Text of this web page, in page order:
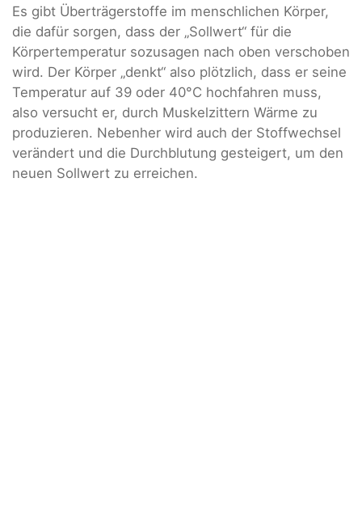
Es gibt Überträgerstoffe im menschlichen Körper,
die dafür sorgen, dass der „Sollwert“ für die
Körpertemperatur sozusagen nach oben verschoben
wird. Der Körper „denkt“ also plötzlich, dass er seine
Temperatur auf 39 oder 40°C hochfahren muss,
also versucht er, durch Muskelzittern Wärme zu
produzieren. Nebenher wird auch der Stoffwechsel
verändert und die Durchblutung gesteigert, um den
neuen Sollwert zu erreichen.